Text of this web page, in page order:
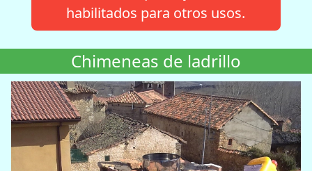
habilitados para otros usos.
Chimeneas de ladrillo